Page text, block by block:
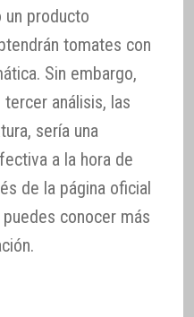
un producto
tomates con
Sin embargo,
análisis, las
sería una
a la hora de
de la página oficial
conocer más